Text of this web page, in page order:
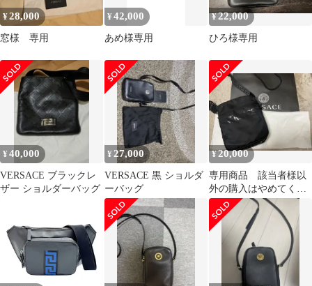
¥28,000
窓様 専用
¥42,000
あめ様専用
¥22,000
ひろ様専用
¥40,000
VERSACE ブラックレ
ザー ショルダーバッグ
¥27,000
VERSACE 黒 ショルダ
ーバッグ
¥20,000
専用商品 該当者様以
外の購入はやめてくだ
さい。